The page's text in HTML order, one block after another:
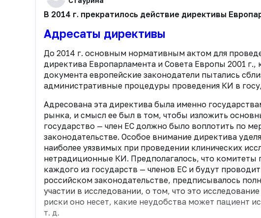
В 2014 г. прекратилось действие директивы
Адресаты директивы
До 2014 г. основным нормативным актом для
директива Европарламента и Совета Европы 2001
документа европейские законодатели пытались
административные процедуры проведения КИ в
Адресована эта директива была именно
рынка, и смысл ее был в том, чтобы изложить
государство — член ЕС должно было воплотить по
законодательстве. Особое внимание директива
наиболее уязвимых при проведении клинических
нетрадиционные КИ. Предполагалось, что комитеты
каждого из государств — членов ЕС и будут
российском законодательстве, предписывалось
участии в исследовании, о том, что это
риски оно несет, какие неудобства может пациент
т. д.